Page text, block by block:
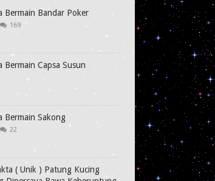
Bermain Bandar Poker
169
Bermain Capsa Susun
Bermain Sakong
22
( Unik ) Patung Kucing